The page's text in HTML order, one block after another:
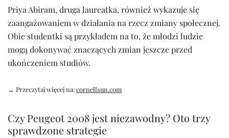
Priya Abiram, druga laureatka, również wykazuje się
zaangażowaniem w działania na rzecz zmiany społecznej.
Obie studentki są przykładem na to, że młodzi ludzie
mogą dokonywać znaczących zmian jeszcze przed
ukończeniem studiów.
→ Przeczytaj więcej na:cornellsun.com
Czy Peugeot 2008 jest niezawodny? Oto trzy
sprawdzone strategie